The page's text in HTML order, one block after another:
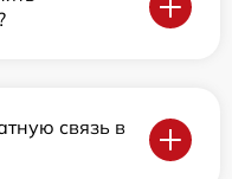
связь в